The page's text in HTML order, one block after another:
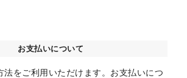
お支払いについて
法をご利用いただけます。お支払いにつ